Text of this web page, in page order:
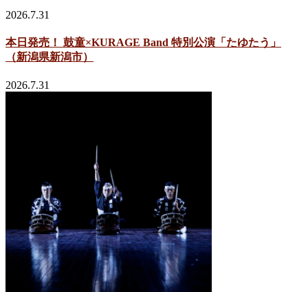
2026.7.31
本日発売！ 鼓童×KURAGE Band 特別公演「たゆたう」
（新潟県新潟市）
2026.7.31